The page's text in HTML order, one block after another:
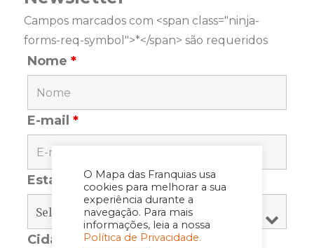
O Mapa das Franquias usa
cookies para melhorar a sua
experiência durante a
navegação. Para mais
informações, leia a nossa
Política de Privacidade.
Campos marcados com <span class="ninja-
forms-req-symbol">*</span> são requeridos
Nome*
E-mail*
Estado
Cidade *